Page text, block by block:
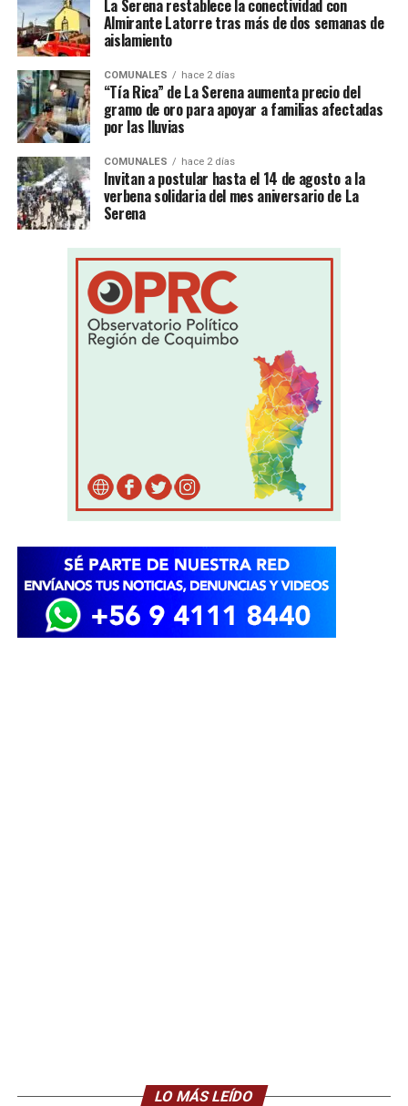
La Serena restablece la conectividad con
Almirante Latorre tras más de dos semanas de
aislamiento
COMUNALES hace 2 días
“Tía Rica” de La Serena aumenta precio del
gramo de oro para apoyar a familias afectadas
por las lluvias
COMUNALES hace 2 días
Invitan a postular hasta el 14 de agosto a la
verbena solidaria del mes aniversario de La
Serena
LO MÁS LEÍDO